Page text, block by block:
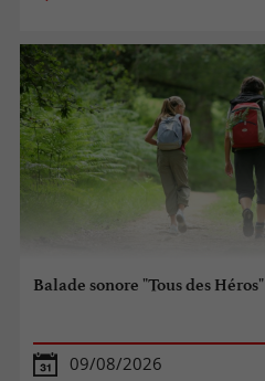
Balade sonore "Tous des Héros"
09/08/2026